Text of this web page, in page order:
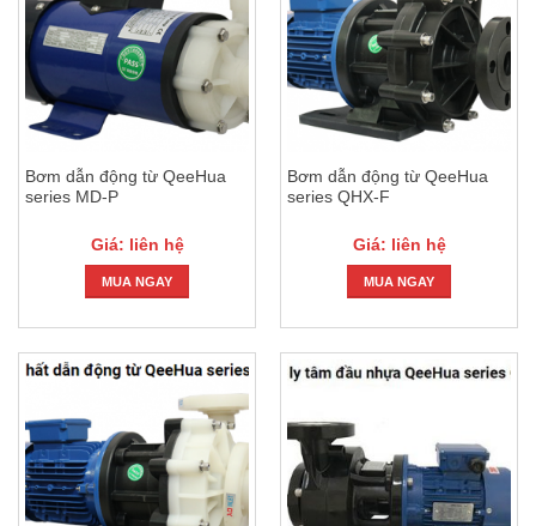
Bơm dẫn động từ QeeHua
series MD-P
Giá: liên hệ
MUA NGAY
Bơm dẫn động từ QeeHua
series QHX-F
Giá: liên hệ
MUA NGAY